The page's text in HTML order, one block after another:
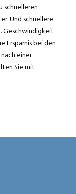
schnelleren
Und schnellere
Geschwindigkeit
Ersparnis bei den
einer
Sie mit